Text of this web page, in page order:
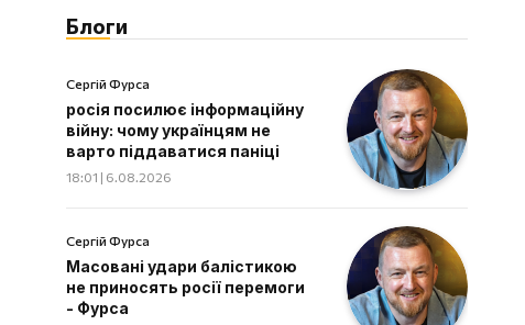
Блоги
Сергій Фурса
росія посилює інформаційну
війну: чому українцям не
варто піддаватися паніці
18:01 | 6.08.2026
Сергій Фурса
Масовані удари балістикою
не приносять росії перемоги
- Фурса